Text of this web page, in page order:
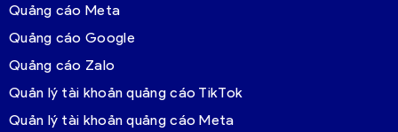
Quảng cáo Meta
Quảng cáo Google
Quảng cáo Zalo
Quản lý tài khoản quảng cáo TikTok
Quản lý tài khoản quảng cáo Meta